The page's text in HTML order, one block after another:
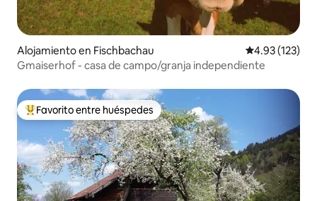
Alojamiento en Fischbachau Calificación
4.93 (123)
Gmaiserhof - casa de campo/granja independiente
Favorito entre huéspedes preferido
Favorito entre huéspedes